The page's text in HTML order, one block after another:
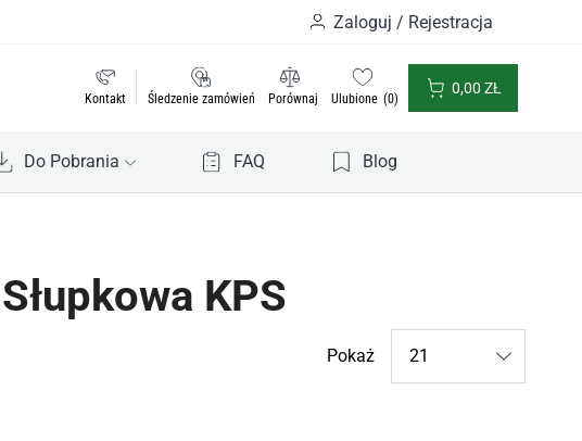
Zaloguj / Rejestracja
Kontakt Śledzenie zamówień Porównaj Ulubione 0
0,00 ZŁ
Do Pobrania FAQ Blog
KPS
Pokaż
Products